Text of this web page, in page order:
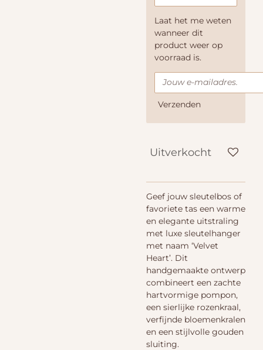
Laat het me weten
wanneer dit
product weer op
voorraad is.
Verzenden
Uitverkocht
Geef jouw sleutelbos of
favoriete tas een warme
en elegante uitstraling
met luxe sleutelhanger
met naam ‘Velvet
Heart’. Dit
handgemaakte ontwerp
combineert een zachte
hartvormige pompon,
een sierlijke rozenkraal,
verfijnde bloemenkralen
en een stijlvolle gouden
sluiting.